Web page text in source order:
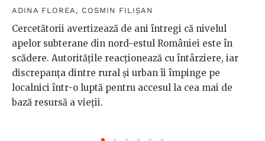
ADINA FLOREA , COSMIN FILIȘAN
Cercetătorii avertizează de ani întregi că nivelul
apelor subterane din nord-estul României este în
scădere. Autoritățile reacționează cu întârziere, iar
discrepanța dintre rural și urban îi împinge pe
localnici într-o luptă pentru accesul la cea mai de
bază resursă a vieții.